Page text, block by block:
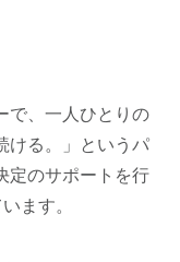
で、一人ひとりの
ける。」というパ
定のサポートを行
ます。